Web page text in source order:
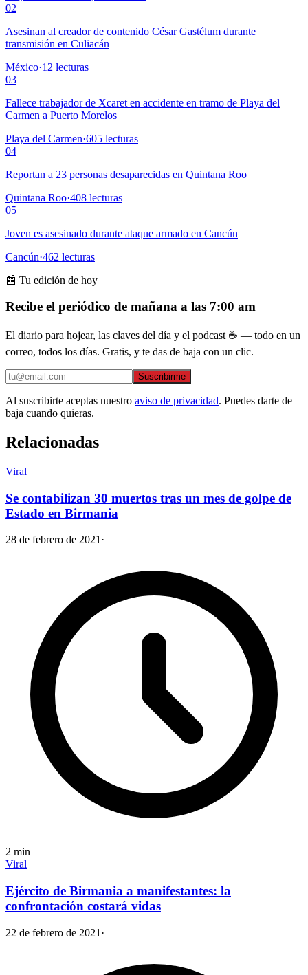
02
Asesinan al creador de contenido César Gastélum durante
transmisión en Culiacán
México·12 lecturas
03
Fallece trabajador de Xcaret en accidente en tramo de Playa del
Carmen a Puerto Morelos
Playa del Carmen·605 lecturas
04
Reportan a 23 personas desaparecidas en Quintana Roo
Quintana Roo·408 lecturas
05
Joven es asesinado durante ataque armado en Cancún
Cancún·462 lecturas
📰 Tu edición de hoy
Recibe el periódico de mañana a las 7:00 am
El diario para hojear, las claves del día y el podcast ☕ — todo en un
correo, todos los días. Gratis, y te das de baja con un clic.
Suscribirme
Al suscribirte aceptas nuestro aviso de privacidad. Puedes darte de
baja cuando quieras.
Relacionadas
Viral
Se contabilizan 30 muertos tras un mes de golpe de
Estado en Birmania
28 de febrero de 2021 ·
2 min
Viral
Ejército de Birmania a manifestantes: la
confrontación costará vidas
22 de febrero de 2021 ·